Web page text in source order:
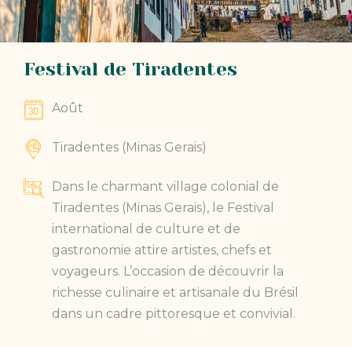
Festival de Tiradentes
Août
Tiradentes (Minas Gerais)
Dans le charmant village colonial de
Tiradentes (Minas Gerais), le Festival
international de culture et de
gastronomie attire artistes, chefs et
voyageurs. L’occasion de découvrir la
richesse culinaire et artisanale du Brésil
dans un cadre pittoresque et convivial.